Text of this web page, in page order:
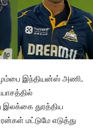
மும்பை இந்தியன்ஸ் அணி,
துரத்திய
மட்டுமே எடுத்து